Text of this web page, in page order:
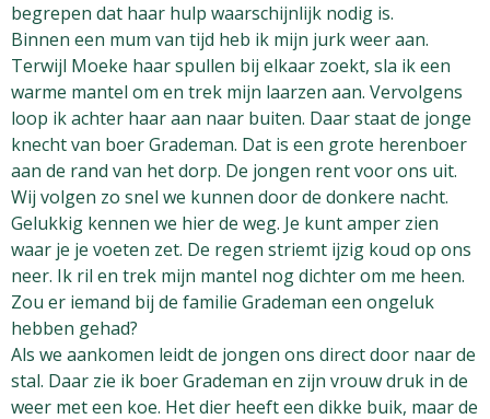
begrepen dat haar hulp waarschijnlijk nodig is.
Binnen een mum van tijd heb ik mijn jurk weer aan.
Terwijl Moeke haar spullen bij elkaar zoekt, sla ik een
warme mantel om en trek mijn laarzen aan. Vervolgens
loop ik achter haar aan naar buiten. Daar staat de jonge
knecht van boer Grademan. Dat is een grote herenboer
aan de rand van het dorp. De jongen rent voor ons uit.
Wij volgen zo snel we kunnen door de donkere nacht.
Gelukkig kennen we hier de weg. Je kunt amper zien
waar je je voeten zet. De regen striemt ijzig koud op ons
neer. Ik ril en trek mijn mantel nog dichter om me heen.
Zou er iemand bij de familie Grademan een ongeluk
hebben gehad?
Als we aankomen leidt de jongen ons direct door naar de
stal. Daar zie ik boer Grademan en zijn vrouw druk in de
weer met een koe. Het dier heeft een dikke buik, maar de